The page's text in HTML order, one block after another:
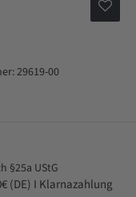
29619-00
§25a UStG
(DE) I Klarnazahlung